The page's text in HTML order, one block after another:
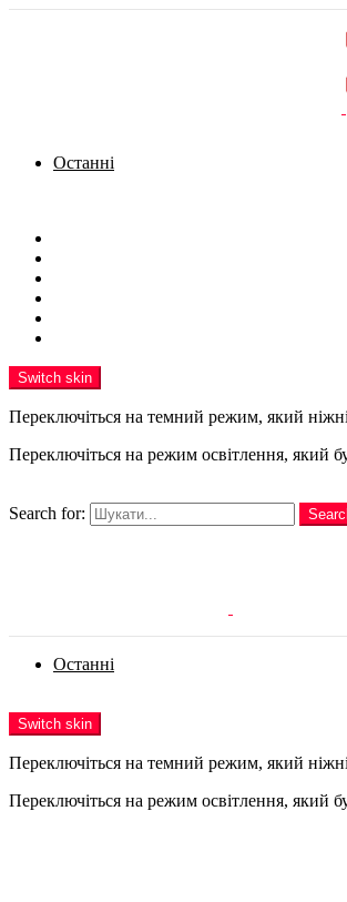
Останні
Switch skin
Переключіться на темний режим, який
Переключіться на режим освітлення, який
Search for:
Останні
Switch skin
Переключіться на темний режим, який
Переключіться на режим освітлення, який